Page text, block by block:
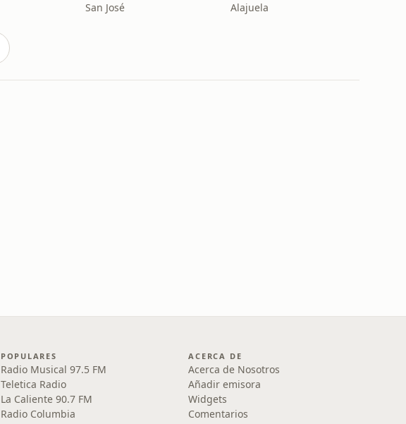
San José Alajuela
POPULARES
Radio Musical 97.5 FM
Teletica Radio
La Caliente 90.7 FM
Radio Columbia
ACERCA DE
Acerca de Nosotros
Añadir emisora
Widgets
Comentarios